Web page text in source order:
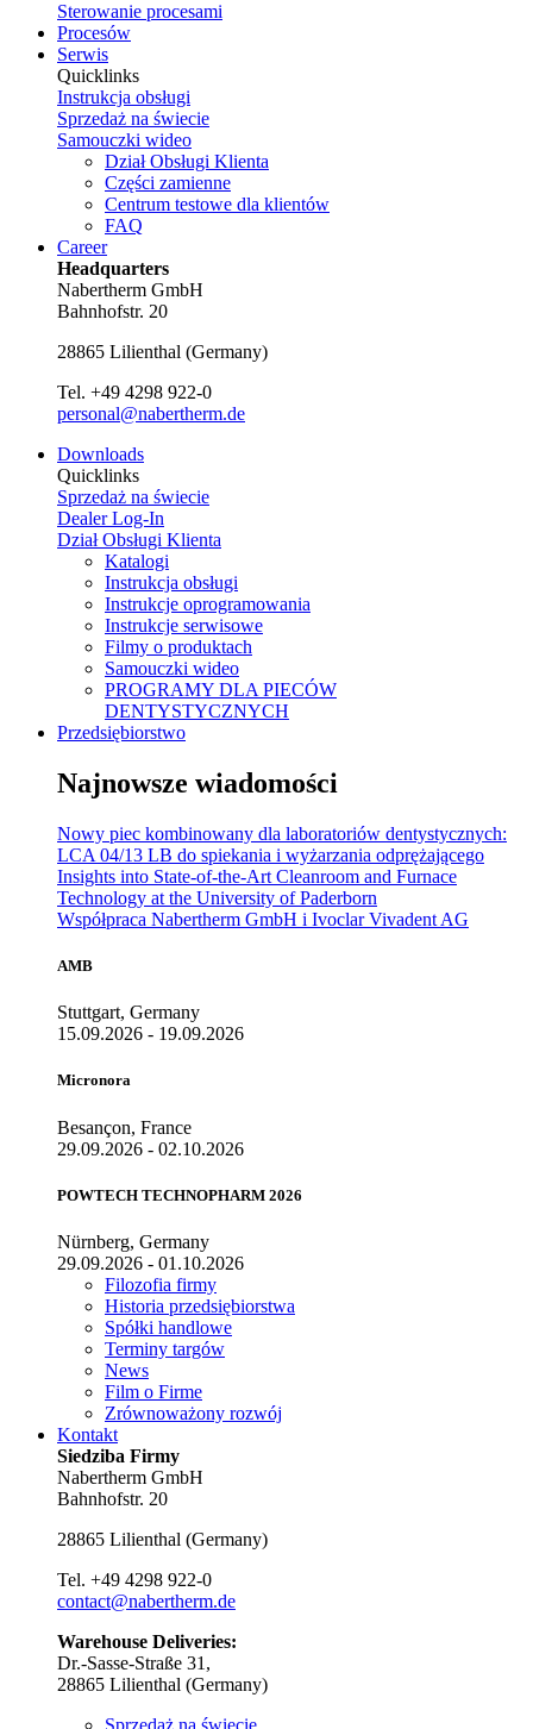
Sterowanie procesami
Procesów
Serwis
Quicklinks
Instrukcja obsługi
Sprzedaż na świecie
Samouczki wideo
Dział Obsługi Klienta
Części zamienne
Centrum testowe dla klientów
FAQ
Career
Headquarters
Nabertherm GmbH
Bahnhofstr. 20
28865 Lilienthal (Germany)
Tel. +49 4298 922-0
personal@nabertherm.de
Downloads
Quicklinks
Sprzedaż na świecie
Dealer Log-In
Dział Obsługi Klienta
Katalogi
Instrukcja obsługi
Instrukcje oprogramowania
Instrukcje serwisowe
Filmy o produktach
Samouczki wideo
PROGRAMY DLA PIECÓW
DENTYSTYCZNYCH
Przedsiębiorstwo
Najnowsze wiadomości
Nowy piec kombinowany dla laboratoriów dentystycznych:
LCA 04/13 LB do spiekania i wyżarzania odprężającego
Insights into State-of-the-Art Cleanroom and Furnace
Technology at the University of Paderborn
Współpraca Nabertherm GmbH i Ivoclar Vivadent AG
AMB
Stuttgart, Germany
15.09.2026 - 19.09.2026
Micronora
Besançon, France
29.09.2026 - 02.10.2026
POWTECH TECHNOPHARM 2026
Nürnberg, Germany
29.09.2026 - 01.10.2026
Filozofia firmy
Historia przedsiębiorstwa
Spółki handlowe
Terminy targów
News
Film o Firme
Zrównoważony rozwój
Kontakt
Siedziba Firmy
Nabertherm GmbH
Bahnhofstr. 20
28865 Lilienthal (Germany)
Tel. +49 4298 922-0
contact@nabertherm.de
Warehouse Deliveries:
Dr.-Sasse-Straße 31,
28865 Lilienthal (Germany)
Sprzedaż na świecie